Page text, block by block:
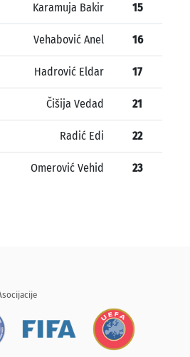
Karamuja Bakir 15
Vehabović Anel 16
Hadrović Eldar 17
Čišija Vedad 21
Radić Edi 22
Omerović Vehid 23